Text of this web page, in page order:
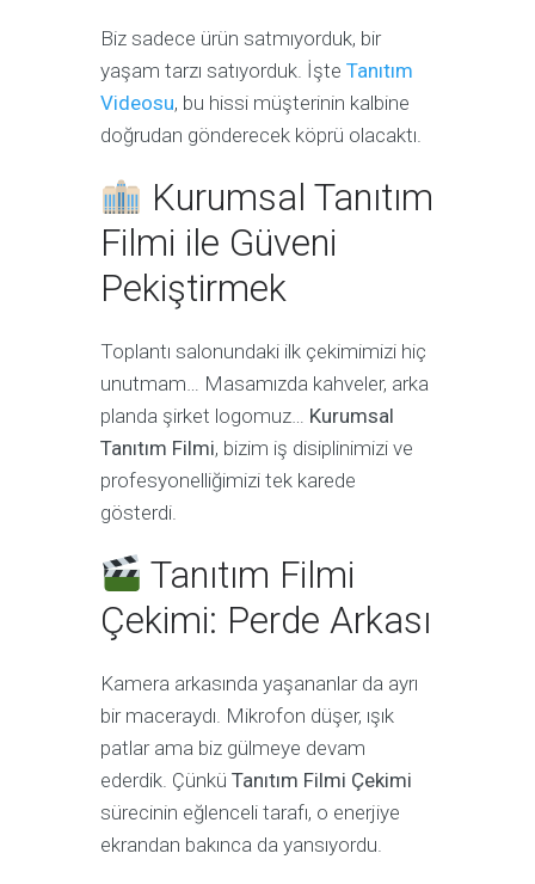
Biz sadece ürün satmıyorduk, bir
yaşam tarzı satıyorduk. İşte Tanıtım
Videosu, bu hissi müşterinin kalbine
doğrudan gönderecek köprü olacaktı.
Kurumsal Tanıtım
Filmi ile Güveni
Pekiştirmek
Toplantı salonundaki ilk çekimimizi hiç
unutmam… Masamızda kahveler, arka
planda şirket logomuz… Kurumsal
Tanıtım Filmi, bizim iş disiplinimizi ve
profesyonelliğimizi tek karede
gösterdi.
Tanıtım Filmi
Çekimi: Perde Arkası
Kamera arkasında yaşananlar da ayrı
bir maceraydı. Mikrofon düşer, ışık
patlar ama biz gülmeye devam
ederdik. Çünkü Tanıtım Filmi Çekimi
sürecinin eğlenceli tarafı, o enerjiye
ekrandan bakınca da yansıyordu.